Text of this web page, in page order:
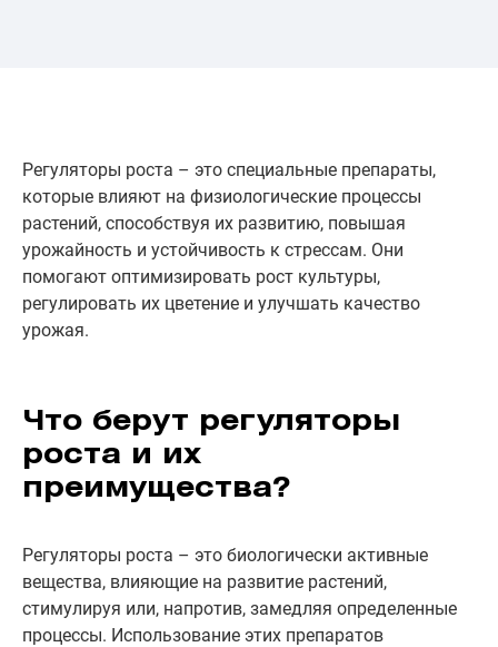
Регуляторы роста – это специальные препараты,
которые влияют на физиологические процессы
растений, способствуя их развитию, повышая
урожайность и устойчивость к стрессам. Они
помогают оптимизировать рост культуры,
регулировать их цветение и улучшать качество
урожая.
Что берут регуляторы
роста и их
преимущества?
Регуляторы роста – это биологически активные
вещества, влияющие на развитие растений,
стимулируя или, напротив, замедляя определенные
процессы. Использование этих препаратов